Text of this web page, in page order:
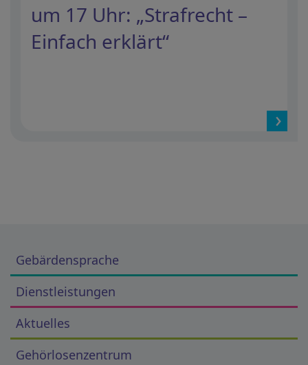
um 17 Uhr: „Strafrecht –
Einfach erklärt“
Gebärdensprache
Dienstleistungen
Aktuelles
Gehörlosenzentrum